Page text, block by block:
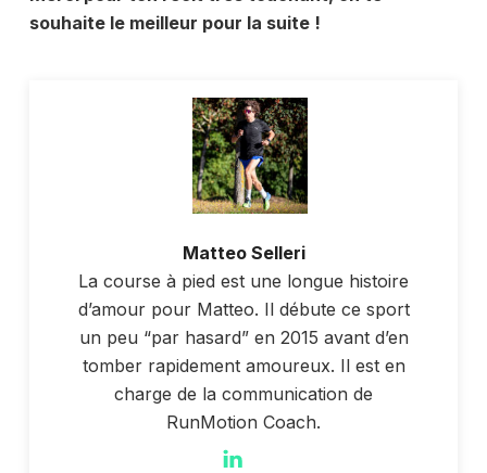
souhaite le meilleur pour la suite !
Matteo Selleri
La course à pied est une longue histoire
d’amour pour Matteo. Il débute ce sport
un peu “par hasard” en 2015 avant d’en
tomber rapidement amoureux. Il est en
charge de la communication de
RunMotion Coach.